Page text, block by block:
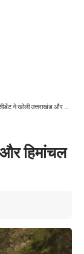
खोली उत्तराखंड और हिमांचल सरकार की पोल
हिमांचल